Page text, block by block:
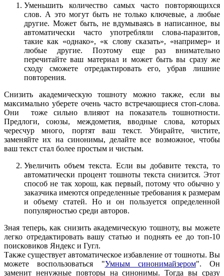
Уменьшить количество самых часто повторяющихся
слов. А это могут быть не только ключевые, а любые
другие. Может быть, не вдумываясь в написанное, вы
автоматически часто употребляли слова-паразитов,
такие как «однако», «к слову сказать», «например» и
любые другие. Поэтому еще раз внимательно
перечитайте ваш материал и может быть вы сразу же
сходу сможете отредактировать его, убрав лишние
повторения.
Снизить академическую тошноту можно также, если вы
максимально уберете очень часто встречающиеся стоп-слова.
Они тоже сильно влияют на показатель тошнотности.
Предлоги, союзы, междометия, вводные слова, которых
чересчур много, портят ваш текст. Убирайте, чистите,
заменяйте их на синонимы, делайте все возможное, чтобы
ваш текст стал более простым и чистым.
Увеличить объем текста. Если вы добавите текста, то
автоматически процент тошноты текста снизится. Этот
способ не так хорош, как первый, потому что обычно у
заказчика имеются определенные требования к размерам
и объему статей. Но и он пользуется определенной
популярностью среди авторов.
Зная теперь, как снизить академическую тошноту, вы можете
легко отредактировать вашу статью и поднять ее до топ-10
поисковиков Яндекс и Гугл.
Также существует автоматическое избавление от тошноты. Вы
можете воспользоваться "Умным синонимайзером". Он
заменит ненужные повторы на синонимы. Тогда вы сразу